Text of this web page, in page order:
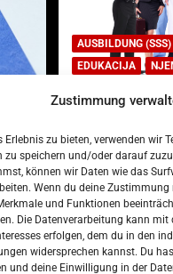
Zustimmung
zu bieten, verwenden wir
zu speichern und/oder darauf
können wir Daten wie das
Wenn du deine
und Funktionen
Die Datenverarbeitung kann
erfolgen, dem du in den
widersprechen kannst. Du
und deine Einwilligung in der
AUSBILDUNG (SSS)
EDUKACIJA
Lista
15. Oktober 2022